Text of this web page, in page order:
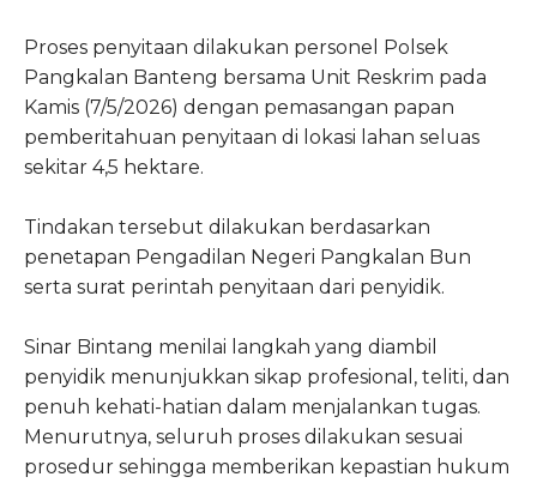
Proses penyitaan dilakukan personel Polsek
Pangkalan Banteng bersama Unit Reskrim pada
Kamis (7/5/2026) dengan pemasangan papan
pemberitahuan penyitaan di lokasi lahan seluas
sekitar 4,5 hektare.
Tindakan tersebut dilakukan berdasarkan
penetapan Pengadilan Negeri Pangkalan Bun
serta surat perintah penyitaan dari penyidik.
Sinar Bintang menilai langkah yang diambil
penyidik menunjukkan sikap profesional, teliti, dan
penuh kehati-hatian dalam menjalankan tugas.
Menurutnya, seluruh proses dilakukan sesuai
prosedur sehingga memberikan kepastian hukum